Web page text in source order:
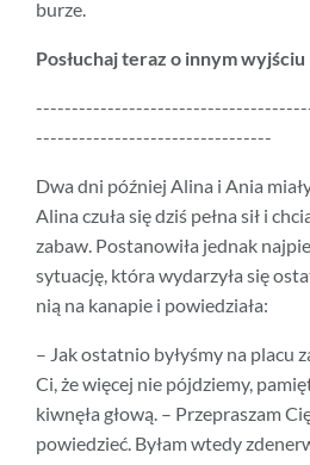
burze.
Posłuchaj teraz o innym wyjściu
---------------------------------
Dwa dni później Alina i Ania
Alina czuła się dziś pełna sił i
zabaw. Postanowiła jednak
sytuację, która wydarzyła się
nią na kanapie i powiedziała:
– Jak ostatnio byłyśmy na placu
Ci, że więcej nie pójdziemy,
kiwnęła głową. – Przepraszam
powiedzieć. Byłam wtedy